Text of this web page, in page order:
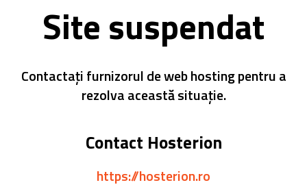
Site suspendat
Contactați furnizorul de web hosting pentru a
rezolva această situație.
Contact Hosterion
https://hosterion.ro